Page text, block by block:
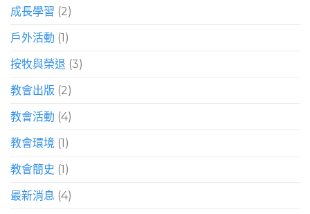
成長學習 (2)
戶外活動 (1)
按牧與榮退 (3)
教會出版 (2)
教會活動 (4)
教會環境 (1)
教會簡史 (1)
最新消息 (4)